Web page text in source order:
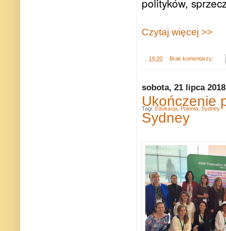
Czytaj więcej >>
19:20 Brak komentarzy:
sobota, 21 lipca 2018
Ukończenie
Sydney
Tagi: Edukacja Polonia Sydney